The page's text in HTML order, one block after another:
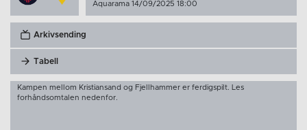
Aquarama 14/09/2025 18:00
Arkivsending
Tabell
Kampen mellom Kristiansand og Fjellhammer er ferdigspilt. Les
forhåndsomtalen nedenfor.